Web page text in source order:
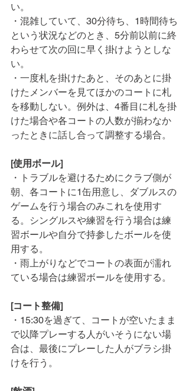
い。
・混雑していて、30分待ち、1時間待ち
という状況などのとき、5分前以前に終
わらせて次の回に早く掛けようとしな
い。
・一度札を掛けたあと、そのあとに掛
けたメンバーを見てほかのコートに札
を移動しない。例外は、4番目に札を掛
けた場合や各コートの人数が揃わなか
ったときに話し合って調整する場合。
[使用ボール]
・トラブルを避けるためにクラブ側が
朝、各コートに1缶用意し、ダブルスの
ゲームを行う場合のみこれを使用す
る。シングルスや練習を行う場合は練
習ボールや自分で持参したボールを使
用する。
・雨上がりなどでコートの表面が濡れ
ている場合は練習ボールを使用する。
[コート整備]
・15:30を過ぎて、コートが空いたまま
で以降プレーする人がいそうにない場
合は、最後にプレーした人がブラシ掛
けを行う。